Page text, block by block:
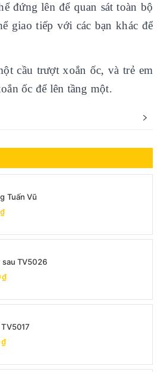
đứng lên để quan sát toàn bộ
giao tiếp với các bạn khác để
cầu trượt xoắn ốc, và trẻ em
ốc để lên tầng một.
Tuấn Vũ
sau TV5026